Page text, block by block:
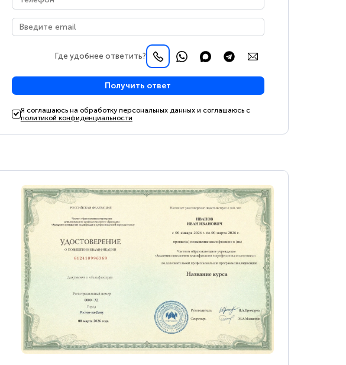
Где удобнее ответить?
Получить ответ
Я соглашаюсь на обработку персональных данных и соглашаюсь с
политикой конфиденциальности